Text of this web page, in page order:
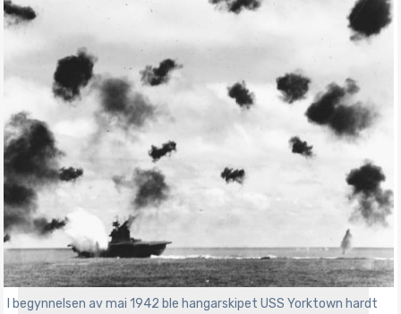
I begynnelsen av mai 1942 ble hangarskipet USS Yorktown hardt